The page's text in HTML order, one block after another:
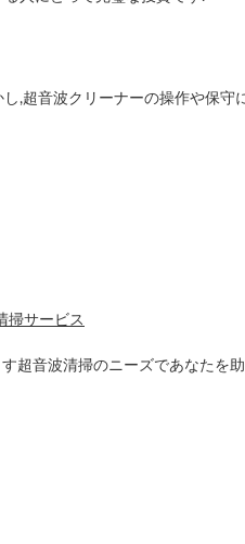
,超音波クリーナーの操作や保守
掃サービス
超音波清掃のニーズであなたを